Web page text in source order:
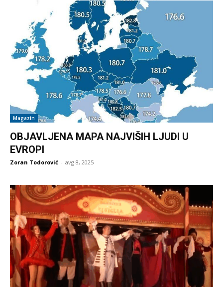
Magazin
OBJAVLJENA MAPA NAJVIŠIH LJUDI U
EVROPI
Zoran Todorović - avg 8, 2025